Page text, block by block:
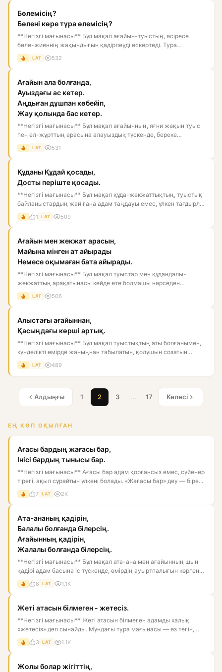
Бөлемісің?
Бөлені көре тұра өлемісің?
**Негізгі мағынасы** Бұл мақал ағайын-туыстың, әсіресе
бөле-жиеннің жақындығын қадірлеуді ескертеді. Тура
мағынасы — «бө...
LAT 532
Ағайын ала болғанда,
Ауыздағы ас кетер.
Аңдыған дұшпан көбейіп,
Жау қолында бас кетер.
**Негізгі мағынасы** Бұл мақал ағайынның, яғни жақын туыс
пен ел-жұрттың арасына алауыздық түскенде, береке
қашатынын ай...
LAT 531
Құданы Құдай қосады,
Досты періште қосады.
**Негізгі мағынасы** Бұл мақал құда-жекжаттықтың, туыстық
байланыстардың жай ғана адам таңдауы емес, үлкен тағдырлы,
мән...
1 LAT 509
Ағайын мен жекжат арасын,
Майына мінген ат айырады
Немесе оқымаған бата айырады.
**Негізгі мағынасы** Бұл мақал туыстар мен құдандалы-
жекжаттың арақатынасы кейде өте болмашы нәрседен
бұзылатынын аңғарт...
LAT 506
Алыстағы ағайыннан,
Қасыңдағы көрші артық.
**Негізгі мағынасы** Бұл мақал туыстықтың аты болғанымен,
күнделікті өмірде жаныңнан табылатын, қолұшын созатын
көршінің...
LAT 489
Алдыңғы 1 2 3 ... 17 Келесі
ЕҢ КӨП ОҚЫЛҒАН
Ағасы бардың жағасы бар,
Інісі бардың тынысы бар.
**Негізгі мағынасы** Ағасы бар адам қорғансыз емес, сүйенер
тірегі, ақыл сұрайтын үлкені болады. «Жағасы бар» деу — біре...
7 LAT 2K
Ата-ананың қадірін,
Балалы болғанда білерсің.
Ағайынның қадірін,
Жалалы болғанда білерсің.
**Негізгі мағынасы** Бұл мақал ата-ана мен ағайынның шын
қадірі адам басына іс түскенде, өмірдің ауыртпалығын көргенде
а...
8 LAT 1.1K
Жеті атасын білмеген - жетесіз.
**Негізгі мағынасы** Жеті атасын білмеген адамды халық
«жетесіз» деп сынайды. Мұндағы тура мағынасы — өз тегін,
ата-баба...
3 LAT 1.1K
Жолы болар жігіттің,